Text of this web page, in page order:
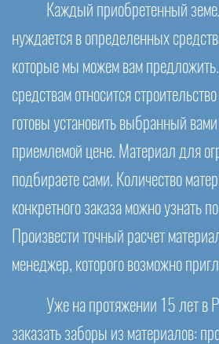
Каждый приобретенный
нуждается в определенных
которые мы можем вам
средствам относится
готовы установить выбранный
приемлемой цене. Материал для
подбираете сами. Количество
конкретного заказа можно узнать
Произвести точный расчет
менеджер, которого возможно
Уже на протяжении 15 лет в
заказать заборы из материалов: